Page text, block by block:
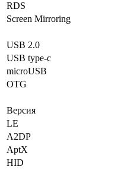
RDS
Screen Mirroring
USB 2.0
USB type-c
microUSB
OTG
Версия
LE
A2DP
AptX
HID